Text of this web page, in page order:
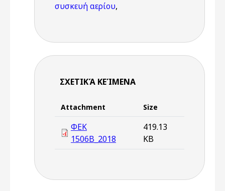
συσκευή αερίου,
ΣΧΕΤΙΚΆ ΚΕΊΜΕΝΑ
Attachment Size
ΦΕΚ
1506Β_2018
419.13
KB